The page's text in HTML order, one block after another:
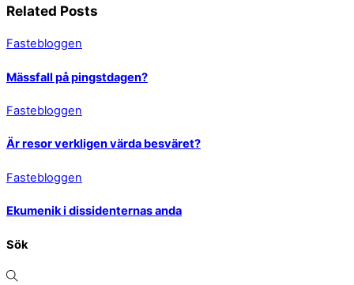
Related Posts
Fastebloggen
Mässfall på pingstdagen?
Fastebloggen
Är resor verkligen värda besväret?
Fastebloggen
Ekumenik i dissidenternas anda
Sök